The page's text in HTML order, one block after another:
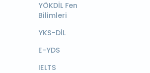
YÖKDİL Fen
Bilimleri
YKS-DİL
E-YDS
IELTS